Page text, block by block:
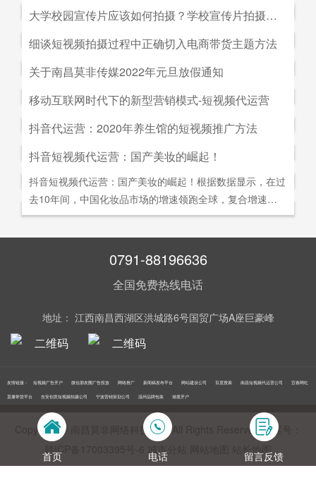
而事实上，正是因为公司规模小，才需要通过一个企业形象
片的包装，给经销商客户等以信心。
何选择抖音代运营公司呢，首先我们要先了解抖音代运营的
主要工作有哪些，抖音代运营公司会帮助我们做什么，什么
是我们自己做不到的，随着抖音的流行，抖音代运营的发展
前景是非常好的。
直播+短视频，新模式新机遇，南昌莫非传媒全域营销平台
会对市场营销造成深远的影响，引领企业走向下一场变革。
2G时代，消费者实现了通讯的自由；3G时代，视频通话和
移动数据技术的兴起推动了智能手机的发展；到了4G技术
的普及，成为了视频流媒体、移动应用和程序化广告发展的
信息的接收已经从图文时代转向了视听时代，而营销方式也
从单一的PC搜索引擎向多媒体、多领域转移，短视频、直
大学校园宣传片应该如何拍摄？学校宣传片拍摄出来有哪些作用？
大学校园宣传片应该如何拍摄？学校宣传片拍摄出来有哪些
始陆续的展开，而为了配合更好的招生进行学校文化建设，
都会拍摄一些大学宣传片来吸引更多学生，进而达到校园招
生的目的。那么，大学宣传片如何拍摄呢？有哪些作用？下
面小编就来为大家简单介绍一下。
细谈短视频拍摄过程中正确切入电商带货主题方法
细谈短视频拍摄过程中正确切入电商带货主题方法。短视频
一是创建自己的个人IP品牌,比如李子柒；二是创建代表生
活方式的品牌, 比如“一条”。前者就是基于达人的影响力创
建品牌,以IP名为品牌名,以达人为 品牌背书,这种模式其实更
像粉丝经济。普通用户受短视频内容的吸引 成为达人的粉
丝,进而成为产生实际购买行为的用户。实践证明,只要 IP足
够打动人心,他们就能爆发出巨大的影响力。以李子柒为例,
李子柒凭借短视频积累了千万粉丝,后在淘宝平台开设店铺,
关于南昌莫非传媒2022年元旦放假通知
关于南昌莫非传媒2022年元旦放假通知.元旦：1月1日（星
月4日（星期二）上班。在此期间，如果您有需要我们提供
服务的地方可直接在网站留言板块进行留言，上班后，我们
会及时回复；如有紧急事项可拨打0791-88196636进行咨
询。
移动互联网时代下的新型营销模式-短视频代运营
移动互联网时代下的新型营销模式-短视频代运营。创意营
的含义发生了新的变化，是以创意表达的内容为连接的、以
社交分享和算法匹配为，主要传播信道的用户参与共创的新
型整合营销模式。
抖音代运营：2020年养生馆的短视频推广方法
抖音代运营：2020年养生馆的短视频推广方法.南昌莫非文
告及网络营销领域的公司，是国内领先的一站式全网营销推
广创新型服务平台。主营：蓝V认证，抖音，快手短视频代
理，搜索引擎营销，关键词优化，网站建设，SEO网站优
化，SEM竞价优化，小程序制作，网络推广，网络营销，
设计，LOGO设计，口碑优化，品牌形象设计，获客推广，
网站定制，APP开发，软件制作，网络公关，网站推广，海
告等等业务！在江西更多人选择南昌莫非传媒！
抖音短视频代运营：国产美妆的崛起！
抖音短视频代运营：国产美妆的崛起！根据数据显示，在过
去10年间，中国化妆品市场的增速领跑全球，复合增速达9.
5%。庞大的市场让国产美妆迅速崛起，其中，完美日记一
0791-88196636
全国免费热线电话
地址： 江西南昌西湖区洪城路6号国贸广场A座巨豪峰
友情链接： 短视频广告开户 微信朋友圈广告投放 网络推广 新闻稿发布平台 网站建设公司 百度搜索 南昌短视频代运营公司 宜春网红
直播带货平台 吉安创意短视频拍摄公司 宁波营销策划公司 温州品牌包装 港股开户
Copyright © 南昌莫非网络科技公司 All Rights Reserved 备案号：
赣ICP备17003395号‍-6
城市分站 站长地图
首页 电话 留言反馈